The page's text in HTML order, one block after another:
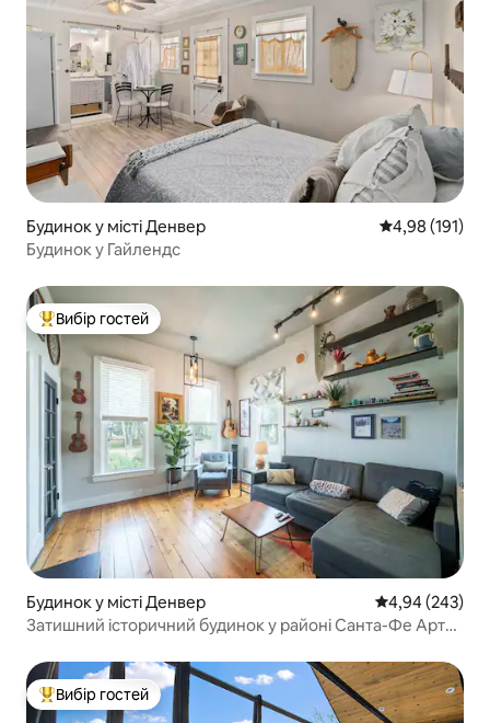
Будинок у місті Денвер Середня
4,98 (191)
Будинок у Гайлендс
Топ вибір гостей
Вибір гостей
Будинок у місті Денвер Середня
4,94 (243)
Затишний історичний будинок у районі Санта-Фе Арт
Топ вибір гостей
Вибір гостей